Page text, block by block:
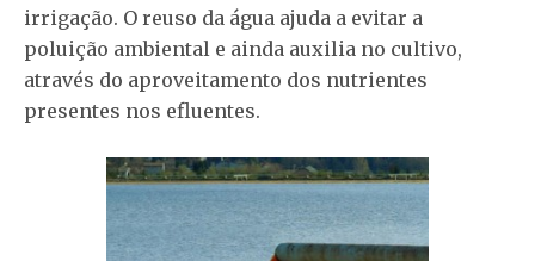
irrigação. O reuso da água ajuda a evitar a
poluição ambiental e ainda auxilia no cultivo,
através do aproveitamento dos nutrientes
presentes nos efluentes.